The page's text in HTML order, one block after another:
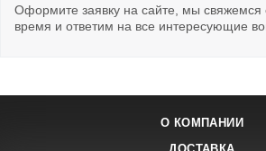
Оформите заявку на сайте, мы
время и ответим на все интересующие
О КОМПАНИИ